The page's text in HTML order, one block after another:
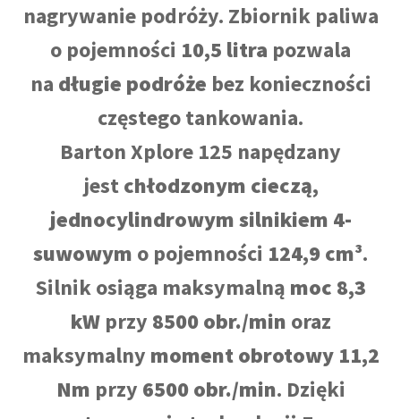
nagrywanie podróży. Zbiornik paliwa
o pojemności 10,5 litra pozwala
na długie podróże bez konieczności
częstego tankowania.
Barton Xplore 125 napędzany
jestchłodzonym cieczą,
jednocylindrowym silnikiem 4-
suwowym o pojemności 124,9 cm³.
Silnik osiąga maksymalną moc 8,3
kWprzy 8500 obr./min oraz
maksymalny moment obrotowy 11,2
Nm przy 6500 obr./min. Dzięki